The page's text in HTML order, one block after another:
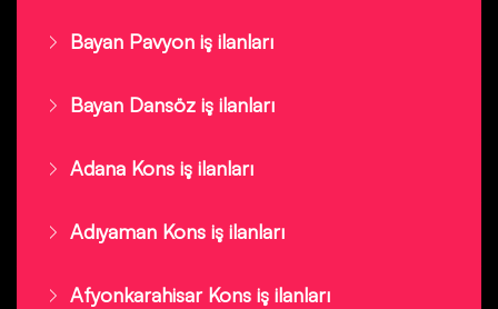
Bayan Pavyon iş ilanları
Bayan Dansöz iş ilanları
Adana Kons iş ilanları
Adıyaman Kons iş ilanları
Afyonkarahisar Kons iş ilanları